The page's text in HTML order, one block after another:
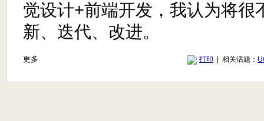
觉设计+前端开发，我认为将很
新、迭代、改进。
更多 打印 | 相关话题：